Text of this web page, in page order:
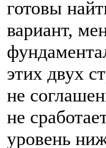
готовы
вариант,
этих двух
не
не
уровень